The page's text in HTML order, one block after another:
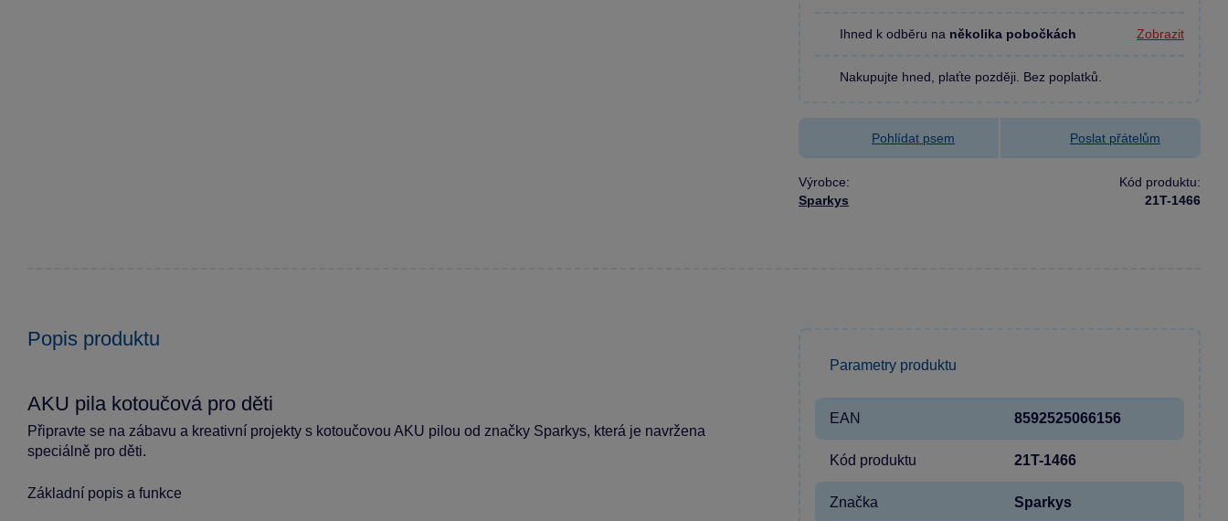
Ihned k odběru na několika pobočkách Zobrazit
Nakupujte hned, plaťte později. Bez poplatků.
Pohlídat psem Poslat přátelům
Výrobce:
Sparkys
Kód produktu:
21T-1466
Popis produktu
AKU pila kotoučová pro děti
Připravte se na zábavu a kreativní projekty s kotoučovou AKU pilou od značky Sparkys, která je navržena
speciálně pro děti.
Základní popis a funkce
Parametry produktu
EAN 8592525066156
Kód produktu 21T-1466
Značka Sparkys